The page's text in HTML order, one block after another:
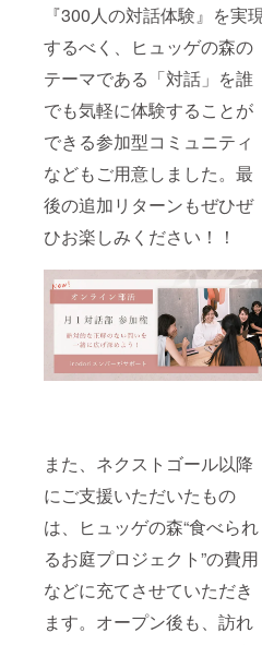
『300人の対話体験』を実
するべく、ヒュッゲの森の
テーマである「対話」を誰
でも気軽に体験することが
できる参加型コミュニティ
などもご用意しました。最
後の追加リターンもぜひぜ
ひお楽しみください！！
また、ネクストゴール以降
にご支援いただいたもの
は、ヒュッゲの森“食べられ
るお庭プロジェクト”の費用
などに充てさせていただき
ます。オープン後も、訪れ